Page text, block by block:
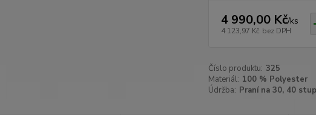
4 990,00 Kč/ks
4 123,97 Kč bez DPH
Číslo produktu: 325
Materiál: 100 % Polyester
Údržba: Praní na 30, 40